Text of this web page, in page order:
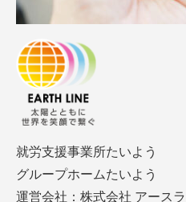
就労支援事業所たいよう
グループホームたいよう
運営会社：株式会社 アース